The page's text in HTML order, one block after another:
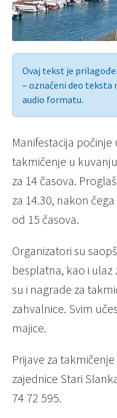
Ovaj tekst je
– označeni deo teksta
audio formatu.
Manifestacija
takmičenje u
za 14 časova.
za 14.30, nakon
od 15 časova.
Organizatori su
besplatna, kao i
su i nagrade za
zahvalnice. Svim
majice.
Prijave za
zajednice Stari
74 72 595.